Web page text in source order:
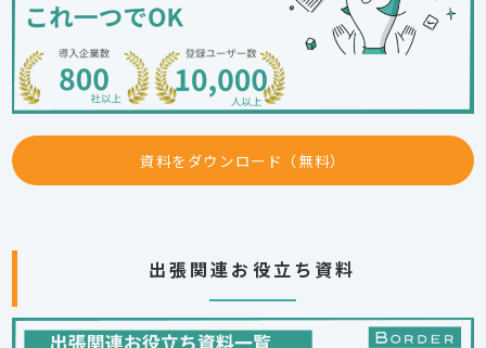
資料をダウンロード（無料）
出張関連お役立ち資料